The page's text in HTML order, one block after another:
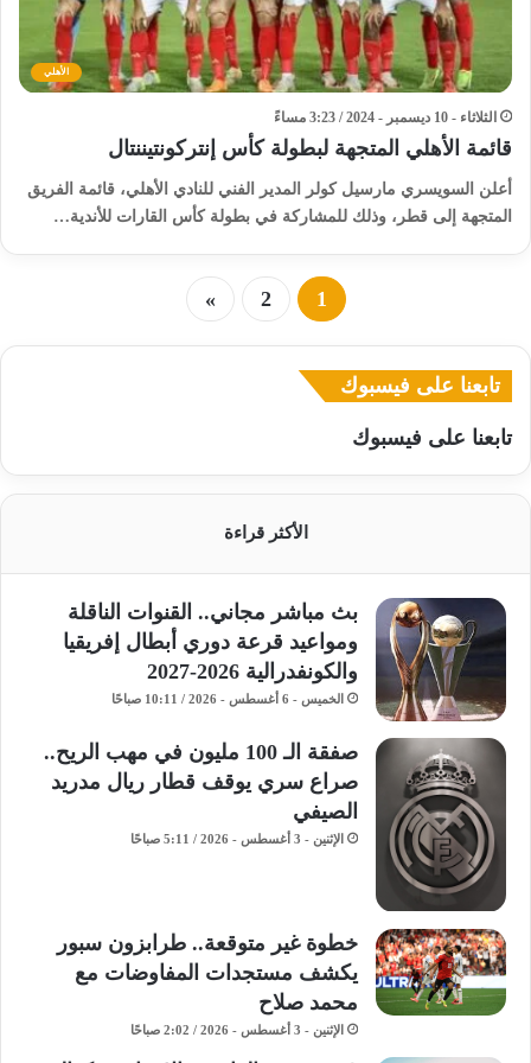
الأهلي
الثلاثاء - 10 ديسمبر - 2024 / 3:23 مساءً
قائمة الأهلي المتجهة لبطولة كأس إنتركونتيننتال
أعلن السويسري مارسيل كولر المدير الفني للنادي الأهلي، قائمة الفريق
المتجهة إلى قطر، وذلك للمشاركة في بطولة كأس القارات للأندية…
1
2
»
تابعنا على فيسبوك
تابعنا على فيسبوك
الأكثر قراءة
بث مباشر مجاني.. القنوات الناقلة
ومواعيد قرعة دوري أبطال إفريقيا
والكونفدرالية 2026-2027
الخميس - 6 أغسطس - 2026 / 10:11 صباحًا
صفقة الـ 100 مليون في مهب الريح..
صراع سري يوقف قطار ريال مدريد
الصيفي
الإثنين - 3 أغسطس - 2026 / 5:11 صباحًا
خطوة غير متوقعة.. طرابزون سبور
يكشف مستجدات المفاوضات مع
محمد صلاح
الإثنين - 3 أغسطس - 2026 / 2:02 صباحًا